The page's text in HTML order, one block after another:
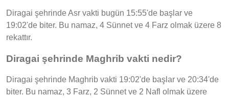
Diragai şehrinde Asr vakti bugün 15:55'de başlar ve
19:02'de biter. Bu namaz, 4 Sünnet ve 4 Farz olmak üzere 8
rekattır.
Diragai şehrinde Maghrib vakti nedir?
Diragai şehrinde Maghrib vakti 19:02'de başlar ve 20:34'de
biter. Bu namaz, 3 Farz, 2 Sünnet ve 2 Nafl olmak üzere